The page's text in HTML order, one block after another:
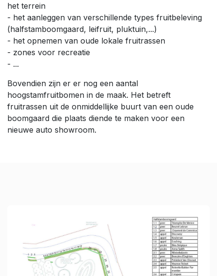
het terrein
- het aanleggen van verschillende types fruitbeleving
(halfstamboomgaard, leifruit, pluktuin,...)
- het opnemen van oude lokale fruitrassen
- zones voor recreatie
- ...
Bovendien zijn er er nog een aantal
hoogstamfruitbomen in de maak. Het betreft
fruitrassen uit de onmiddellijke buurt van een oude
boomgaard die plaats diende te maken voor een
nieuwe auto showroom.